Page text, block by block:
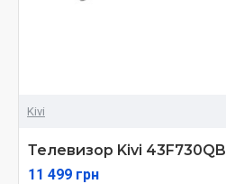
Kivi
Телевизор Kivi 43F730QB
11 499 грн